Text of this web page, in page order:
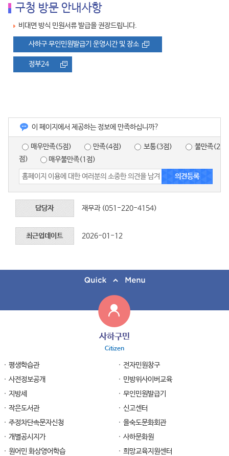
구청 방문 안내사항
비대면 방식 민원서류 발급을 권장드립니다.
사하구 무인민원발급기 운영시간 및 장소
정부24
이 페이지에서 제공하는 정보에 만족하십니까?
매우만족(5점) 만족(4점) 보통(3점)
점)
매우불만족(1점)
담당자 재무과 (051-220-4154)
최근업데이트 2026-01-12
사하구민
Citizen
평생학습관
전자민원창구
사전정보공개
민방위사이버교육
지방세
무인민원발급기
작은도서관
신고센터
주정차단속문자신청
을숙도문화회관
개별공시지가
사하문화원
원어민 화상영어학습
희망교육지원센터